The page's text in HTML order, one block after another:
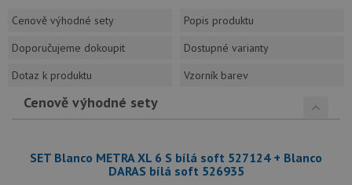
Cenově výhodné sety
Popis produktu
Doporučujeme dokoupit
Dostupné varianty
Dotaz k produktu
Vzorník barev
Cenově výhodné sety
SET Blanco METRA XL 6 S bílá soft 527124 + Blanco
DARAS bílá soft 526935